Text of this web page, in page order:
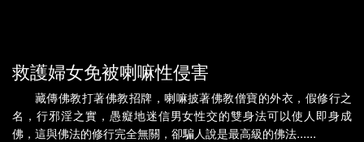
救護婦女免被喇嘛性侵害
藏傳佛教打著佛教招牌，喇嘛披著佛教僧寶的外衣，假修行之
名，行邪淫之實，愚癡地迷信男女性交的雙身法可以使人即身成
佛，這與佛法的修行完全無關，卻騙人說是最高級的佛法......